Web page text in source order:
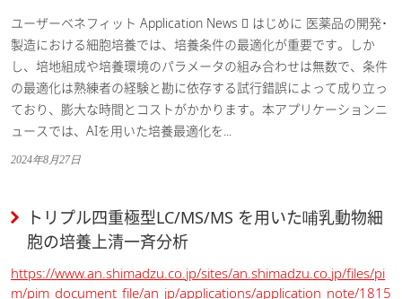
ユーザーベネフィット Application News  はじめに 医薬品の開発･
製造における細胞培養では、培養条件の最適化が重要です。しか
し、培地組成や培養環境のパラメータの組み合わせは無数で、条件
の最適化は熟練者の経験と勘に依存する試行錯誤によって成り立っ
ており、膨大な時間とコストがかかります。本アプリケーションニ
ュースでは、AIを用いた培養最適化を...
2024年8月27日
トリプル四重極型LC/MS/MS を用いた哺乳動物細
胞の培養上清一斉分析
https://www.an.shimadzu.co.jp/sites/an.shimadzu.co.jp/files/pi
m/pim_document_file/an_jp/applications/application_note/1815